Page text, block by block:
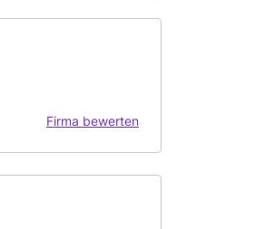
Firma bewerten